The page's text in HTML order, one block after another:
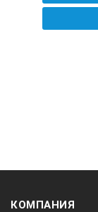
КОМПАНИЯ